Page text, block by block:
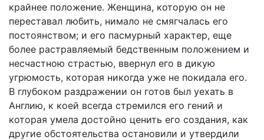
крайнее положение. Женщина, которую он не
переставал любить, нимало не смягчалась его
постоянством; и его пасмурный характер, еще
более растравляемый бедственным положением и
несчастною страстью, ввернул его в дикую
угрюмость, которая никогда уже не покидала его.
В глубоком раздражении он готов был уехать в
Англию, к коей всегда стремился его гений и
которая умела достойно ценить его создания, как
другие обстоятельства остановили и утвердили